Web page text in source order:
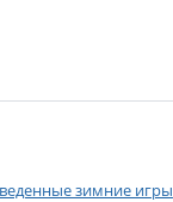
зимние игры